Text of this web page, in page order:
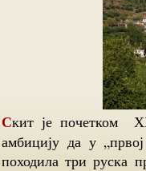
Скит је почетком ХХ века имао више од две стотине монаха и
амбицију да у
походила три руска